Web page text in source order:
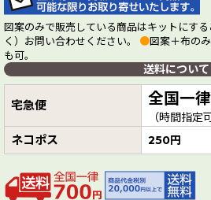
図案のみで販売している商品はキットにす
く）お問い合わせください。 ●図案＋布の
も可。
送料について
宅急便 全国一
（時間指定
ネコポス 250円